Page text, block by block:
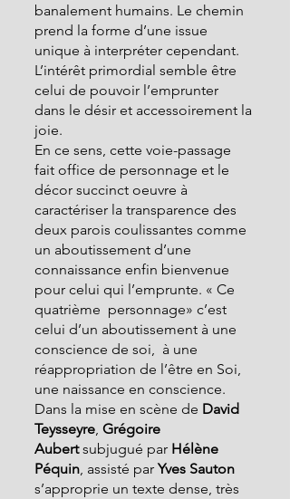
banalement humains. Le chemin
prend la forme d’une issue
unique à interpréter cependant.
L’intérêt primordial semble être
celui de pouvoir l’emprunter
dans le désir et accessoirement la
joie.
En ce sens, cette voie-passage
fait office de personnage et le
décor succinct oeuvre à
caractériser la transparence des
deux parois coulissantes comme
un aboutissement d’une
connaissance enfin bienvenue
pour celui qui l’emprunte. « Ce
quatrième  personnage» c’est
celui d’un aboutissement à une
conscience de soi,  à une
réappropriation de l’être en Soi,
une naissance en conscience.
Dans la mise en scène de David
Teysseyre, Grégoire
Aubert subjugué par Hélène
Péquin, assisté par Yves Sauton
s’approprie un texte dense, très